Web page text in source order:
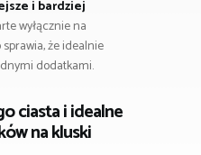
i bardziej
wyłącznie na
że idealnie
dodatkami.
ciasta i idealne
na kluski